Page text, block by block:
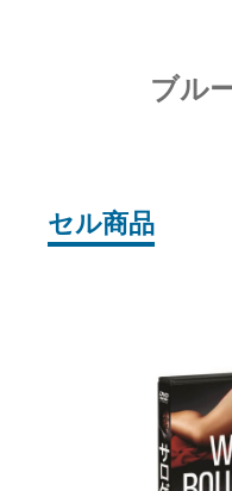
ブル
セル商品